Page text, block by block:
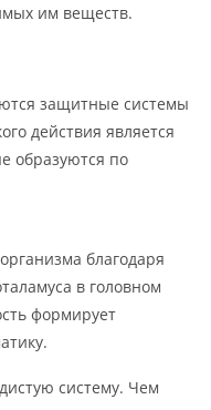
им веществ.
защитные системы
действия является
образуются по
благодаря
в головном
формирует
систему. Чем